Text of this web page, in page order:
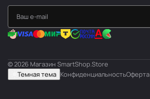
© 2026 Магазин SmartShop.Store
Темная тема КонфиденциальностьОферта